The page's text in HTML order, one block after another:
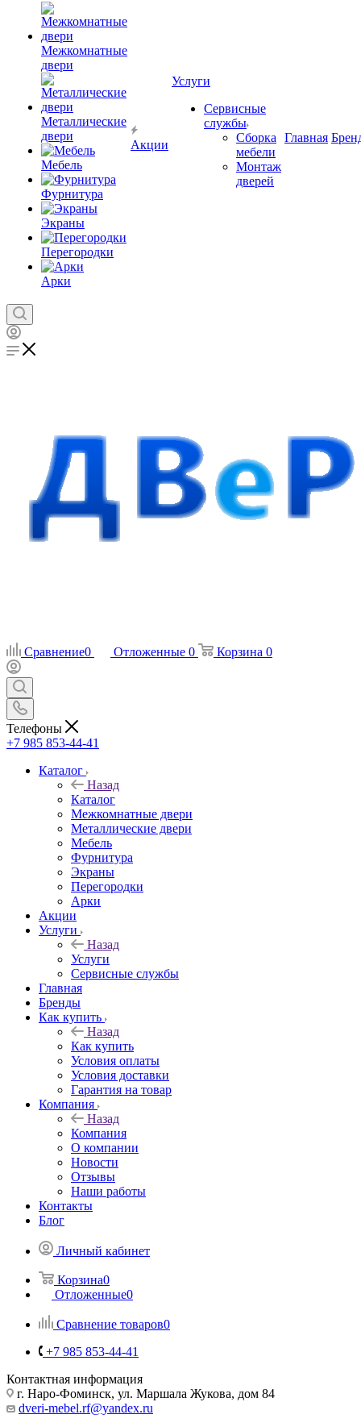
Межкомнатные
двери
Металлические
двери
Мебель
Фурнитура
Экраны
Перегородки
Арки
Акции
Услуги
Сервисные
службы
Сборка
мебели
Монтаж
дверей
Главная
Сравнение0 Отложенные 0 Корзина 0
Телефоны
+7 985 853-44-41
Каталог
Назад
Каталог
Межкомнатные двери
Металлические двери
Мебель
Фурнитура
Экраны
Перегородки
Арки
Акции
Услуги
Назад
Услуги
Сервисные службы
Главная
Бренды
Как купить
Назад
Как купить
Условия оплаты
Условия доставки
Гарантия на товар
Компания
Назад
Компания
О компании
Новости
Отзывы
Наши работы
Контакты
Блог
Личный кабинет
Корзина0
Отложенные0
Сравнение товаров0
+7 985 853-44-41
Контактная информация
г. Наро-Фоминск, ул. Маршала Жукова, дом 84
dveri-mebel.rf@yandex.ru